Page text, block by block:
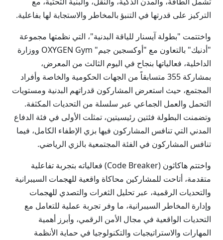
التركيز على قدرتها في التنبؤ بالمخاطر والاستجابة لها بفاعلية.
واختتمت "بطولة آيسنار للياقة البدنية"، التي نظمتها مجموعة
"أدنيك" بالتعاون مع "أوكسجين جيم" OXYGEN Gym ووزارة
الداخلية، فعالياتها بنجاح في اليوم الثالث من المعرض،
بمشاركة 355 متسابقاً من الجهات الحكومية والخاصة وأفراد
المجتمع، حيث استعرض المشاركون قدراتهم البدنية ومستويات
التحمل والعمل الجماعي عبر سلسلة من التحديات المكثفة.
وتضمنت البطولة فئتين رئيسيتين، تمثلت الأولى في فئة الدفاع
المدني التي تنافس المشاركون فيها بزي الإطفاء الكامل، فيما
تنافس المشاركون في الفئة المجتمعية بالزي الرياضي.
واختتم هاكاثون (Code Breaker) فعالياته بتجربة تفاعلية
متقدمة، أتاحت للمشاركين محاكاة واقعية للهجمات السيبرانية
والتحديات الرقمية، عبر تحليل الثغرات والتصدي للهجمات
وإدارة المخاطر السيبرانية، ما وفر تجربة عملية للتعامل مع
التحديات الواقعية في مجال الأمن الرقمي، وأبرز أهمية
المهارات والاستراتيجيات والتكنولوجيا في حماية الأنظمة